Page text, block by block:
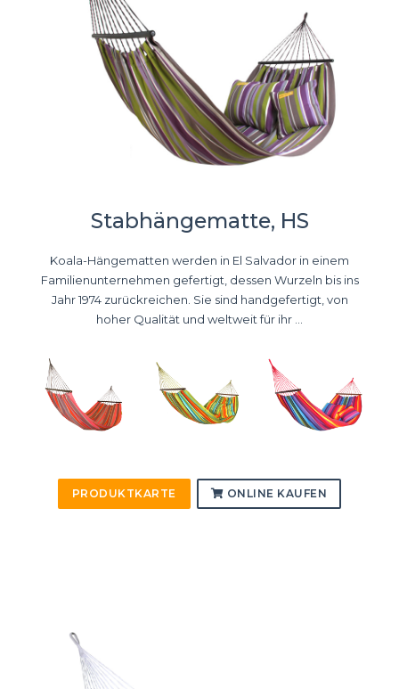
Stabhängematte, HS
Koala-Hängematten werden in El Salvador in einem
Familienunternehmen gefertigt, dessen Wurzeln bis ins
Jahr 1974 zurückreichen. Sie sind handgefertigt, von
hoher Qualität und weltweit für ihr ...
PRODUKTKARTE ONLINE KAUFEN